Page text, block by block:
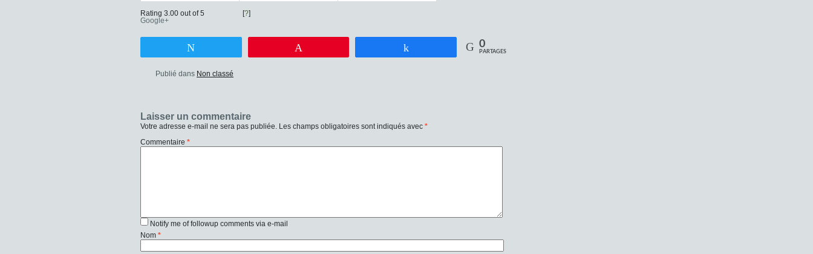
Rating 3.00 out of 5 [?]
Google+
0
PARTAGES
Publié dans Non classé
Laisser un commentaire
Votre adresse e-mail ne sera pas publiée. Les champs obligatoires sont indiqués avec *
Commentaire *
Notify me of followup comments via e-mail
Nom *